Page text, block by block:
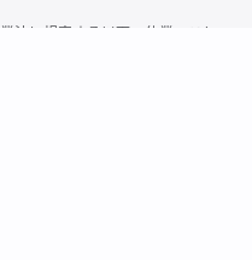
に規定する以下の休業のこと